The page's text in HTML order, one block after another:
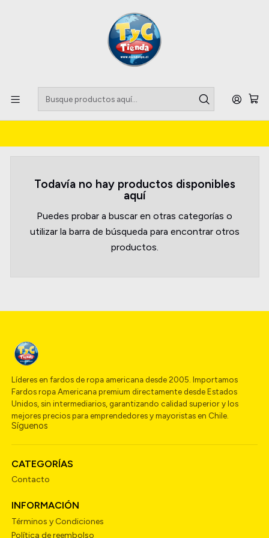
Llegaste a tu Importadora de Fardos !!
Inicio Bomber Jackets
Bomber Jackets
Todavía no hay productos disponibles
aquí
Puedes probar a buscar en otras categorías o
utilizar la barra de búsqueda para encontrar otros
productos.
Líderes en fardos de ropa americana desde 2005. Importamos
Fardos ropa Americana premium directamente desde Estados
Unidos, sin intermediarios, garantizando calidad superior y los
mejores precios para emprendedores y mayoristas en Chile.
Síguenos
CATEGORÍAS
Contacto
INFORMACIÓN
Términos y Condiciones
Política de reembolso